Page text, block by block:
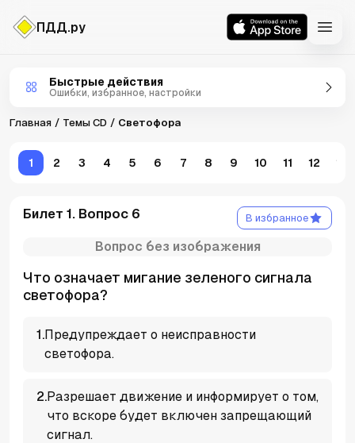
ПДД.ру
Темы CD
Быстрые действия
Ошибки, избранное, настройки
Главная Темы CD Светофора
1 2 3 4 5 6 7 8 9 10 11 12 13
Билет 1. Вопрос 6 В избранное
Вопрос без изображения
Что означает мигание зеленого сигнала
светофора?
1.Предупреждает о неисправности
светофора.
2.Разрешает движение и информирует о том,
что вскоре будет включен запрещающий
сигнал.